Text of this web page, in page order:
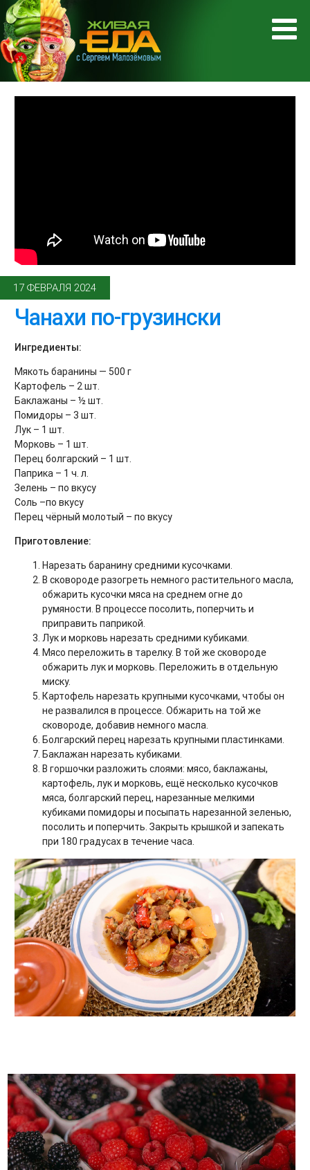
17 ФЕВРАЛЯ 2024
Чанахи по-грузински
Ингредиенты:
Мякоть баранины — 500 г
Картофель – 2 шт.
Баклажаны – ½ шт.
Помидоры – 3 шт.
Лук – 1 шт.
Морковь – 1 шт.
Перец болгарский – 1 шт.
Паприка – 1 ч. л.
Зелень – по вкусу
Соль –по вкусу
Перец чёрный молотый – по вкусу
Приготовление:
Нарезать баранину средними кусочками.
В сковороде разогреть немного растительного масла,
обжарить кусочки мяса на среднем огне до
румяности. В процессе посолить, поперчить и
приправить паприкой.
Лук и морковь нарезать средними кубиками.
Мясо переложить в тарелку. В той же сковороде
обжарить лук и морковь. Переложить в отдельную
миску.
Картофель нарезать крупными кусочками, чтобы он
не развалился в процессе. Обжарить на той же
сковороде, добавив немного масла.
Болгарский перец нарезать крупными пластинками.
Баклажан нарезать кубиками.
В горшочки разложить слоями: мясо, баклажаны,
картофель, лук и морковь, ещё несколько кусочков
мяса, болгарский перец, нарезанные мелкими
кубиками помидоры и посыпать нарезанной зеленью,
посолить и поперчить. Закрыть крышкой и запекать
при 180 градусах в течение часа.